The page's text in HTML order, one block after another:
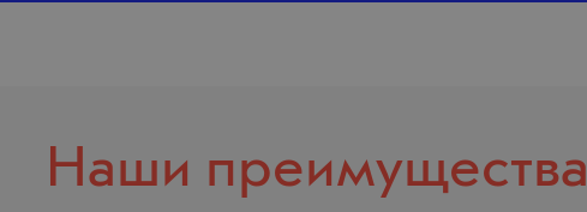
Наши преимущества